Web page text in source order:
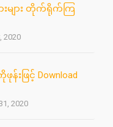
းများ တိုက်ရိုက်ကြ
2020
ဖုန်းဖြင့် Download
2020